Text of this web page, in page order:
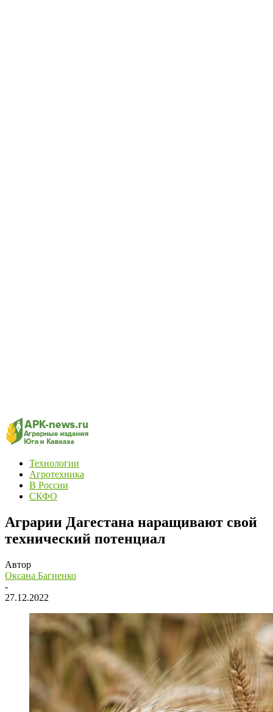
Технологии
Агротехника
В России
СКФО
Аграрии Дагестана наращивают свой
технический потенциал
Автор
Оксана Багненко
-
27.12.2022